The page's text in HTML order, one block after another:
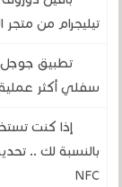
تيليجرام من متجر
تطبيق
سفلي أكثر
إذا كنت
بالنسبة لك ..
NFC